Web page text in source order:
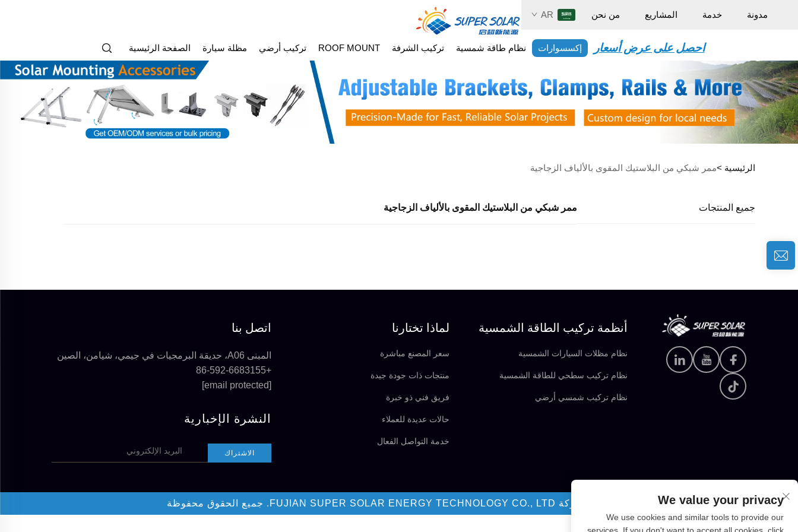
من نحن المشاريع خدمة مدونة AR
الصفحة الرئيسية مظلة سيارة تركيب أرضي ROOF MOUNT تركيب الشرفة نظام طاقة شمسية إكسسوارات احصل على عرض أسعار
الرئيسية >ممر شبكي من البلاستيك المقوى بالألياف الزجاجية
جميع المنتجات ممر شبكي من البلاستيك المقوى بالألياف الزجاجية
أنظمة تركيب الطاقة الشمسية
نظام مظلات السيارات الشمسية
نظام تركيب سطحي للطاقة الشمسية
نظام تركيب شمسي أرضي
لماذا تختارنا
سعر المصنع مباشرة
منتجات ذات جودة جيدة
فريق فني ذو خبرة
حالات عديدة للعملاء
خدمة التواصل الفعال
اتصل بنا
المبنى A06، حديقة البرمجيات في جيمي، شيامن، الصين
+86-592-6683155
[email protected]
النشرة الإخبارية
الاشتراك
حقوق الطبع والنشر © 2025-2026 شركة FUJIAN SUPER SOLAR ENERGY TECHNOLOGY CO., LTD. جميع الحقوق محفوظة
We value your privacy
We use cookies and similar tools to provide our